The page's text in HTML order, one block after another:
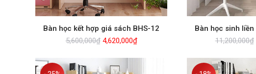
Bàn học kết hợp giá sách BHS-12
5,600,000₫ Giá
5,600,000₫.
4,620,000₫Giá
tại
Bàn học sinh liền
11,200,000₫